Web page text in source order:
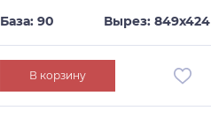
База: 90 Вырез: 849х424
В корзину